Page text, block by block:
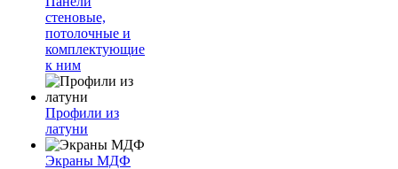
стеновые,
потолочные и
комплектующие
к ним
Профили из
латуни
Экраны МДФ